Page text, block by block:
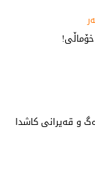
و قەیرانی کاشدا